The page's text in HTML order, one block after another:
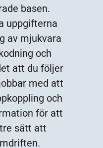
basen.
uppgifterna
av mjukvara
och
att du följer
med att
och
för att
sätt att